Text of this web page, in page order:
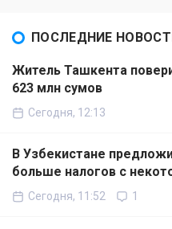
ПОСЛЕДНИЕ
Житель Ташкента
623 млн сумов
Сегодня, 12:13
В Узбекистане
больше налогов с
Сегодня, 11:52 1